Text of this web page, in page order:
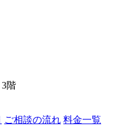
階
ご相談の流れ 料金一覧